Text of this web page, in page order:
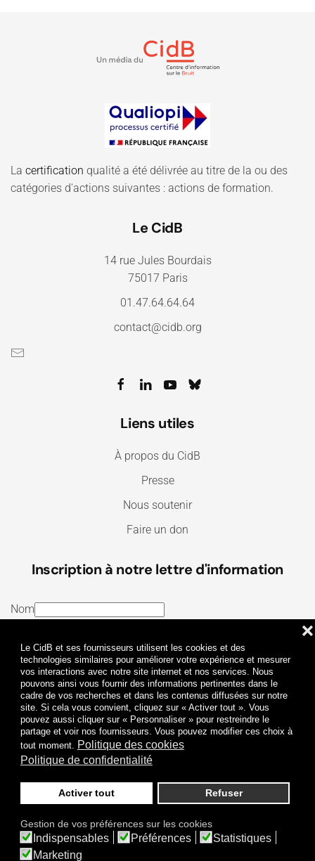
Le CidB et ses fournisseurs utilisent les cookies et des
technologies similaires pour améliorer votre expérience et mesurer
vos interactions avec notre site internet et nos services. Nous
pouvons ainsi vous fournir des informations pertinentes dans le
cadre de vos recherches et dans les contenus diffusées sur notre
site. Si cela vous convient, cliquez sur « Activer tout ». Vous
pouvez aussi cliquer sur « Personnaliser » pour restreindre le
partage et voir nos fournisseurs. Vous pouvez modifier ces choix à
tout moment. Politique des cookies
Politique de confidentialité
Activer tout Refuser
❌
Gestion de vos préférences sur les cookies
Indispensables Préférences
Statistiques
Marketing
La certification qualité a été délivrée au titre de la ou des
catégories d'actions suivantes : actions de formation.
Le CidB
14 rue Jules Bourdais
75017 Paris
01.47.64.64.64
contact@cidb.org
Liens utiles
À propos du CidB
Presse
Nous soutenir
Faire un don
Inscription à notre lettre d'information
Nom
J’ai lu et j’accepte lesTermes et conditionset la
Politique de confidentialité
Je m'abonne
© 2009-2026 CidB. Tous droits réservés.